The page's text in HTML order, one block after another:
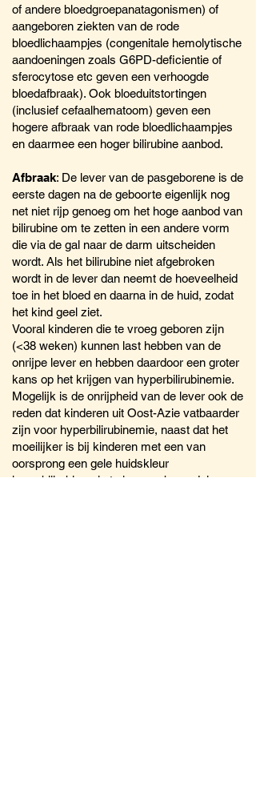
of andere bloedgroepanatagonismen) of
aangeboren ziekten van de rode
bloedlichaampjes (congenitale hemolytische
aandoeningen zoals G6PD-deficientie of
sferocytose etc geven een verhoogde
bloedafbraak). Ook bloeduitstortingen
(inclusief cefaalhematoom) geven een
hogere afbraak van rode bloedlichaampjes
en daarmee een hoger bilirubine aanbod.
Afbraak: De lever van de pasgeborene is de
eerste dagen na de geboorte eigenlijk nog
net niet rijp genoeg om het hoge aanbod van
bilirubine om te zetten in een andere vorm
die via de gal naar de darm uitscheiden
wordt. Als het bilirubine niet afgebroken
wordt in de lever dan neemt de hoeveelheid
toe in het bloed en daarna in de huid, zodat
het kind geel ziet.
Vooral kinderen die te vroeg geboren zijn
(<38 weken) kunnen last hebben van de
onrijpe lever en hebben daardoor een groter
kans op het krijgen van hyperbilirubinemie.
Mogelijk is de onrijpheid van de lever ook de
reden dat kinderen uit Oost-Azie vatbaarder
zijn voor hyperbilirubinemie, naast dat het
moeilijker is bij kinderen met een van
oorsprong een gele huidskleur
hyperbilirubinemie te kunnen beoordelen.